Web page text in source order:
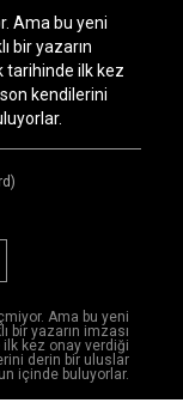
Ama bu yeni
bir yazarın imzası
ilk kez onay verdiği
derin bir uluslar
içinde buluyorlar.
Ama bu yeni
bir yazarın
tarihinde ilk kez
kendilerini